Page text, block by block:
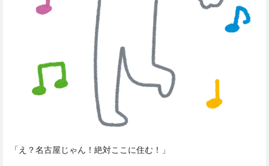
「え？名古屋じゃん！絶対ここに住む！」